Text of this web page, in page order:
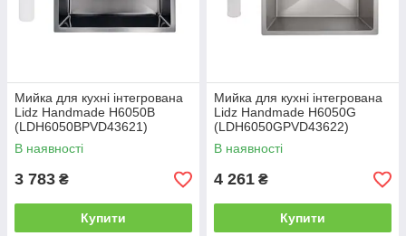
Мийка для кухні інтегрована
Lidz Handmade H6050B
(LDH6050BPVD43621)
Brushed Black PVD 3,0/1,0 мм
В наявності
3 783 ₴
Купити
Мийка для кухні інтегрована
Lidz Handmade H6050G
(LDH6050GPVD43622)
Brushed Grey PVD 3,0/1,0 мм
В наявності
4 261 ₴
Купити